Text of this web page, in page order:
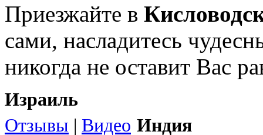
Приезжайте в
сами, насладитесь
никогда не оставит Вас
Израиль
Отзывы | Видео Индия